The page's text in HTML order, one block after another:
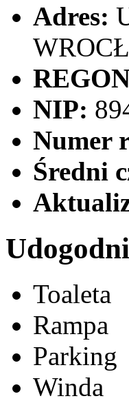
Adres:
NIP:
Numer
Średni
Toaleta
Rampa
Parking
Winda